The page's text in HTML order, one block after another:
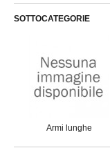
SOTTOCATEGORIE
Armi lunghe